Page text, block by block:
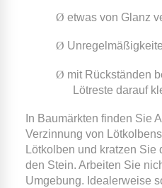
Ø etwas von Glanz
Ø
Ø mit Rückständen
Lötreste darauf
In Baumärkten finden Sie
Verzinnung von
Lötkolben und kratzen Sie
den Stein. Arbeiten Sie
Umgebung. Idealerweise